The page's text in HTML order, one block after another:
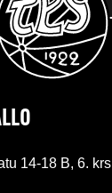
14-18 B, 6. krs